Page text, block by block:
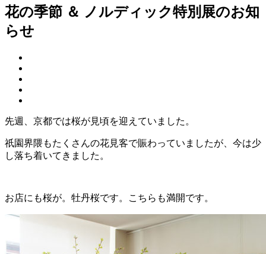
花の季節 ＆ ノルディック特別展のお知
らせ
先週、京都では桜が見頃を迎えていました。
祇園界隈もたくさんの花見客で賑わっていましたが、今は少
し落ち着いてきました。
お店にも桜が。牡丹桜です。こちらも満開です。